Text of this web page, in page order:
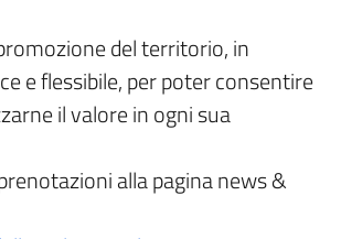
del territorio, in
e flessibile, per poter consentire
il valore in ogni sua
alla pagina news &